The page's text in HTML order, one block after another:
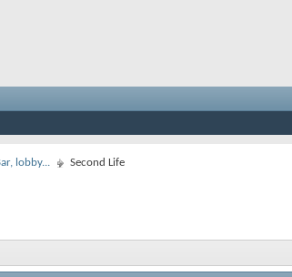
lobby... Second Life